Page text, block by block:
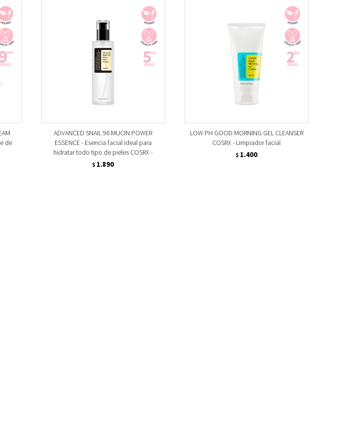
de
ADVANCED SNAIL 96 MUCIN POWER
ESSENCE - Esencia facial ideal para
hidratar todo tipo de pieles COSRX -
$ 1.890
LOW PH GOOD MORNING GEL CLEANSER
COSRX - Limpiador facial
$ 1.400